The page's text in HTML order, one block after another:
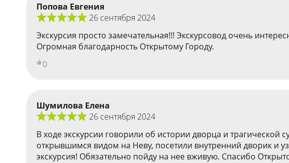
Попова Евгения
26 сентября 2024
Экскурсия просто замечательная!!! Экскурсовод очень
Огромная благодарность Открытому Городу.
0
Шумилова Елена
26 сентября 2024
В ходе экскурсии говорили об истории дворца и
открывшимся видом на Неву, посетили внутренний дворик и
экскурсия! Обязательно пойду на нее вживую. Спасибо